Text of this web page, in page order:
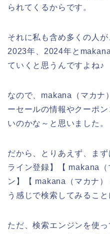
られてくるからです。
それに私も含め多くの人
2023年、2024年と
ていくと思うんですよね♪
なので、makana（マカナ
ーセールの情報やクーポ
いのかな～と思いました。
だから、とりあえず、ま
ライン登録】【 makana
ン】【 makana（マカナ
う感じで検索してみること
ただ、検索エンジンを使